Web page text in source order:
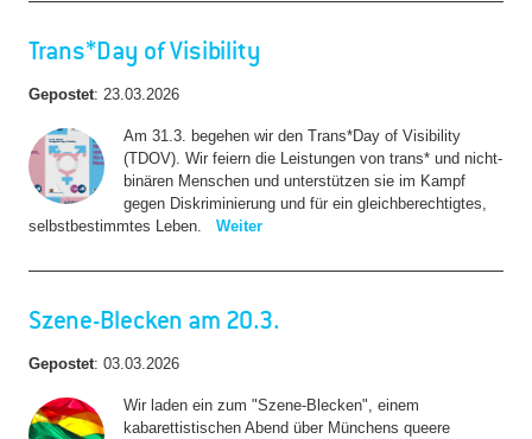
Trans*Day of Visibility
Gepostet: 23.03.2026
Am 31.3. begehen wir den Trans*Day of Visibility
(TDOV). Wir feiern die Leistungen von trans* und nicht-
binären Menschen und unterstützen sie im Kampf
gegen Diskriminierung und für ein gleichberechtigtes,
selbstbestimmtes Leben.
Weiter
Szene-Blecken am 20.3.
Gepostet: 03.03.2026
Wir laden ein zum "Szene-Blecken", einem
kabarettistischen Abend über Münchens queere